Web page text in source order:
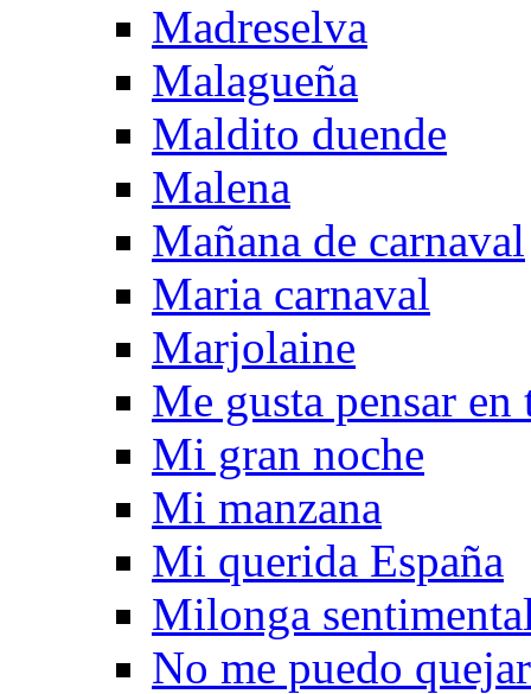
Madreselva
Malagueña
Maldito duende
Malena
Mañana de carnaval
Maria carnaval
Marjolaine
Me gusta pensar en
Mi gran noche
Mi manzana
Mi querida España
Milonga
No me puedo quejar